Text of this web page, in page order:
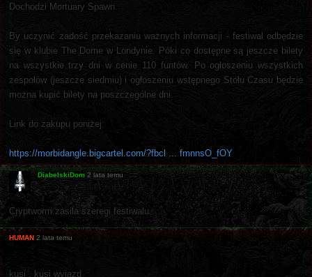
Dochodzi Mortuary Spawn.
By uczynić zadość przekazaniu ważnych informacji - festiwal odbędzie
się w klubie The Dome w Londynie. Póki co dostępne są jeszcze bilety
na wszystkie trzy dni w cenie 110 funtów. Po ogłoszeniu wszystkich
zespołów (jeszcze siedmiu) i ogłoszeniu wstępnego Stołu Czasu będzie
można kupić bilety na poszczególne dni.
Link do zakupu poniżej:
https://morbidangle.bigcartel.com/?fbcl ... fmnnsO_fOY
DiabelskiDom 2 lata temu
Cryptworm zasila szeregi festiwalu.
HUMAN 2 lata temu
kusi , kusi wyjazd